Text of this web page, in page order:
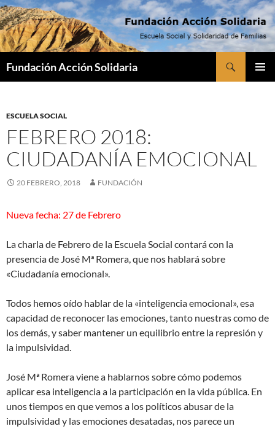
Saltar
al
contenido
Fundación Acción Solidaria
ESCUELA SOCIAL
FEBRERO 2018:
CIUDADANÍA EMOCIONAL
20 FEBRERO, 2018 FUNDACIÓN
Nueva fecha: 27 de Febrero
La charla de Febrero de la Escuela Social contará con la
presencia de José Mª Romera, que nos hablará sobre
«Ciudadanía emocional».
Todos hemos oído hablar de la «inteligencia emocional», esa
capacidad de reconocer las emociones, tanto nuestras como de
los demás, y saber mantener un equilibrio entre la represión y
la impulsividad.
José Mª Romera viene a hablarnos sobre cómo podemos
aplicar esa inteligencia a la participación en la vida pública. En
unos tiempos en que vemos a los políticos abusar de la
impulsividad y las emociones desatadas, nos parece un